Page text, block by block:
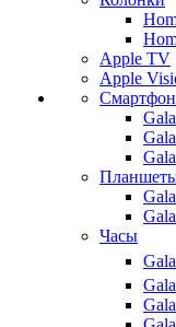
Apple TV
Apple
Часы